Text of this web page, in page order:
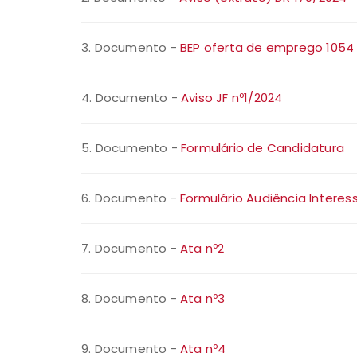
3. Documento - BEP oferta de emprego 1054
4. Documento - Aviso JF nº1/2024
5. Documento - Formulário de Candidatura
6. Documento - Formulário Audiência
7. Documento - Ata nº2
8. Documento - Ata nº3
9. Documento - Ata nº4